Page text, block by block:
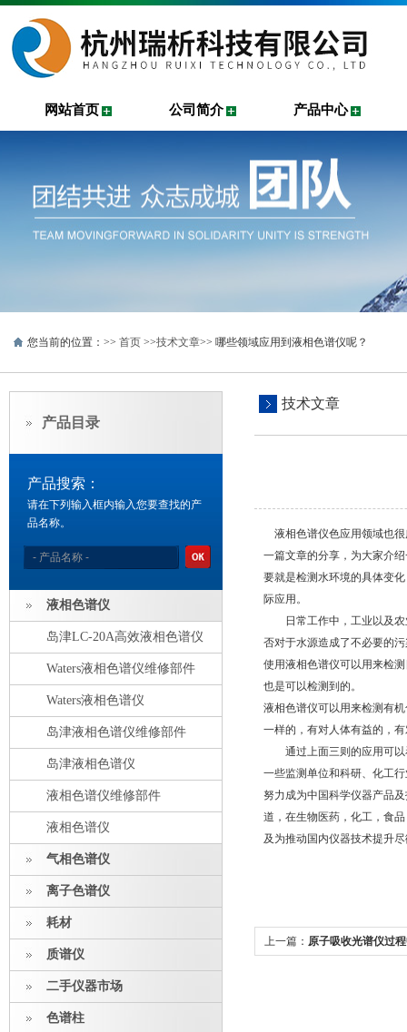
网站首页 公司简介 产品中心
您当前的位置：>> 首页 >>技术文章>> 哪些领域应用到液相色谱仪呢？
产品目录
产品搜索：
请在下列输入框内输入您要查找的产
品名称。
液相色谱仪
岛津LC-20A高效液相色谱仪
Waters液相色谱仪维修部件
Waters液相色谱仪
岛津液相色谱仪维修部件
岛津液相色谱仪
液相色谱仪维修部件
液相色谱仪
气相色谱仪
离子色谱仪
耗材
质谱仪
二手仪器市场
色谱柱
技术文章
液相色谱仪色应用领域也很
一篇文章的分享，为大家介
要就是检测水环境的具体变
际应用。
日常工作中，工业以及农
否对于水源造成了不必要的
使用液相色谱仪可以用来检
也是可以检测到的。
液相色谱仪可以用来检测有
一样的，有对人体有益的，
通过上面三则的应用可以
一些监测单位和科研、化工
努力成为中国科学仪器产品
道，在生物医药，化工，食
及为推动国内仪器技术提升
上一篇： 原子吸收光谱仪过